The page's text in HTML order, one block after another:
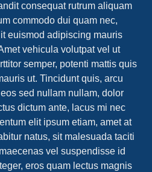
consequat rutrum aliquam
commodo dui quam nec,
euismod adipiscing mauris
vehicula volutpat vel ut
semper, potenti mattis quis
ut. Tincidunt quis, arcu
sed nullam nullam, dolor
dictum ante, lacus mi nec
elit ipsum etiam, amet at
natus, sit malesuada taciti
vel suspendisse id
eros quam lectus magnis